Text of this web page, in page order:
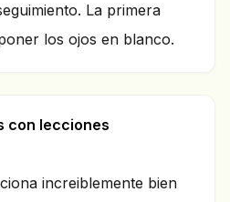
La primera
los ojos en blanco.
con lecciones
increiblemente bien